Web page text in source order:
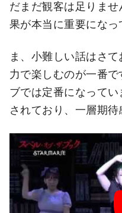
だまだ観客は足りま
果が本当に重要になっ
ま、小難しい話はさ
力で楽しむのが一番
ブでは定番になって
されており、一層期待